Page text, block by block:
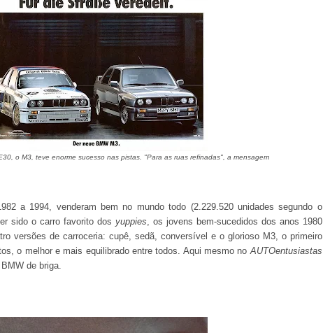
o M3, teve enorme sucesso nas pistas. "Para as ruas refinadas", a mensagem
a 1994, venderam bem no mundo todo (2.229.520 unidades segundo o
sido o carro favorito dos yuppies, os jovens bem-sucedidos dos anos 1980
versões de carroceria: cupê, sedã, conversível e o glorioso M3, o primeiro
o melhor e mais equilibrado entre todos. Aqui mesmo noAUTOentusiastas
de briga.